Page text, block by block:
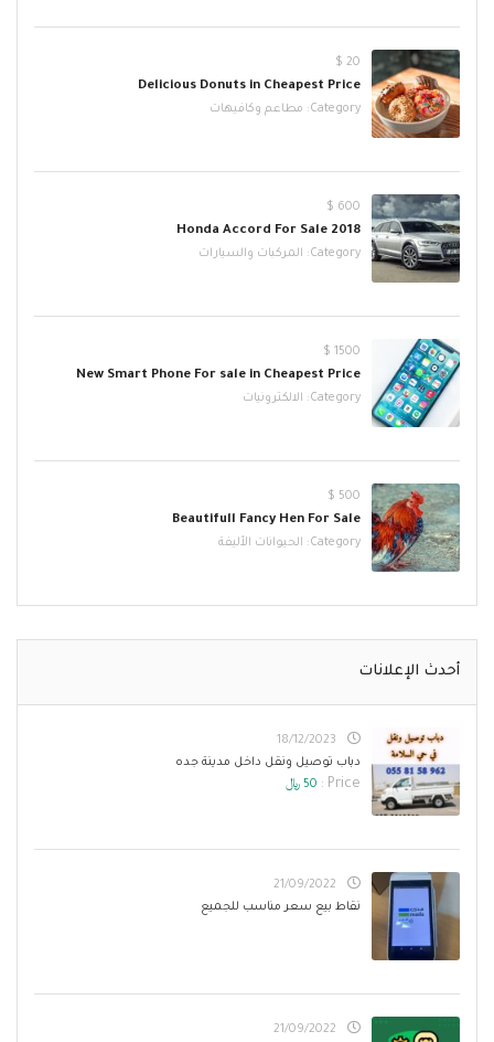
20 $
Delicious Donuts in Cheapest Price
Category: مطاعم وكافيهات
600 $
2018 Honda Accord For Sale
Category: المركبات والسيارات
1500 $
New Smart Phone For sale in Cheapest Price
Category: الالكترونيات
500 $
Beautifull Fancy Hen For Sale
Category: الحيوانات الأليفة
أحدث الإعلانات
18/12/2023
دباب توصيل ونقل داخل مدينة جده
Price : 50 ﷼
21/09/2022
نقاط بيع سعر مناسب للجميع
21/09/2022